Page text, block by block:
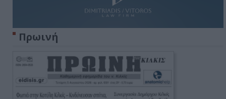
Πρωινή